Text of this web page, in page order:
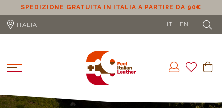
SPEDIZIONE GRATUITA IN ITALIA A PARTIRE DA 90€
ITALIA IT EN